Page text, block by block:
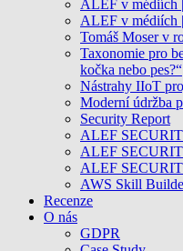
ALEF v médiích
ALEF v médiích
Tomáš Moser v
Taxonomie pro
kočka nebo pes?“
Nástrahy IIoT
Moderní údržba
Security Report
ALEF
ALEF
ALEF
AWS Skill
Recenze
O nás
GDPR